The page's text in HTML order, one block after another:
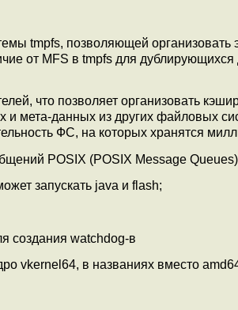
tmpfs, позволяющей организовать
от MFS в tmpfs для дублирующихся
что позволяет организовать
и мета-данных из других файловых
ФС, на которых хранятся
POSIX (POSIX Message
запускать java и flash;
создания watchdog-в
vkernel64, в названиях вместо